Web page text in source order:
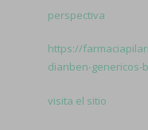
perspectiva
https://
dianben-genericos-
visita el sitio